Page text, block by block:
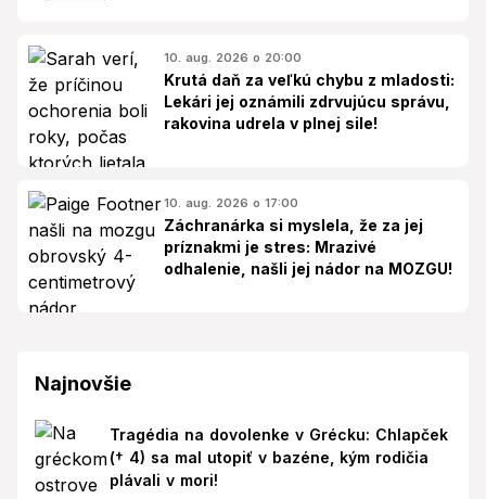
10. aug. 2026 o 20:00
Krutá daň za veľkú chybu z mladosti:
Lekári jej oznámili zdrvujúcu správu,
rakovina udrela v plnej sile!
10. aug. 2026 o 17:00
Záchranárka si myslela, že za jej
príznakmi je stres: Mrazivé
odhalenie, našli jej nádor na MOZGU!
Najnovšie
Tragédia na dovolenke v Grécku: Chlapček
(† 4) sa mal utopiť v bazéne, kým rodičia
plávali v mori!